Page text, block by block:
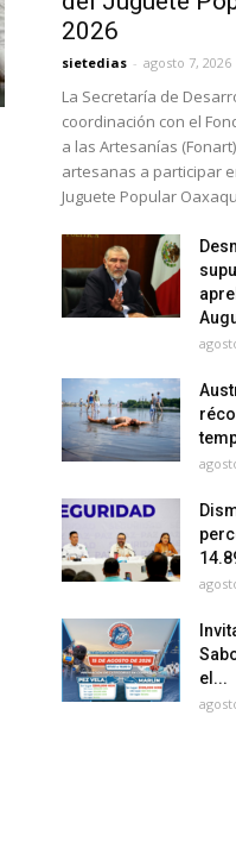
2026
sietedias - agosto 7, 2026
La Secretaría de
coordinación con el
a las Artesanías
artesanas a participar
Juguete Popular
el...